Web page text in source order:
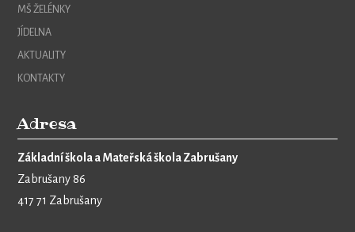
MŠ ŽELÉNKY
JÍDELNA
AKTUALITY
KONTAKTY
Adresa
Základní škola a Mateřská škola Zabrušany
Zabrušany 86
417 71 Zabrušany